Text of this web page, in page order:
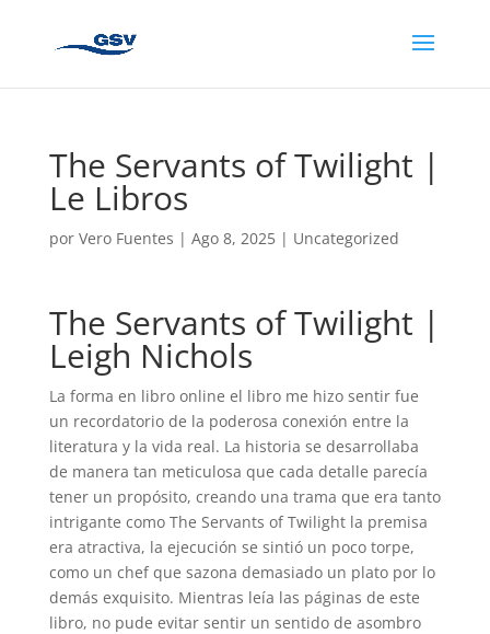
The Servants of Twilight |
Le Libros
por Vero Fuentes | Ago 8, 2025| Uncategorized
The Servants of Twilight |
Leigh Nichols
La forma en libro online​ el libro me hizo sentir fue
un recordatorio de la poderosa conexión entre la
literatura y la vida real. La historia se desarrollaba
de manera tan meticulosa que cada detalle parecía
tener un propósito, creando una trama que era tanto
intrigante como The Servants of Twilight la premisa
era atractiva, la ejecución se sintió un poco torpe,
como un chef que sazona demasiado un plato por lo
demás exquisito. Mientras leía las páginas de este
libro, no pude evitar sentir un sentido de asombro